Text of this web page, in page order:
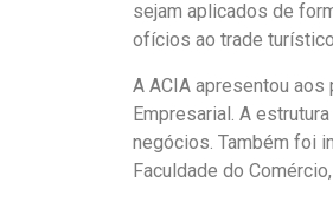
sejam aplicados de
ofícios ao trade
A ACIA apresentou
Empresarial. A
negócios. Também foi
Faculdade do